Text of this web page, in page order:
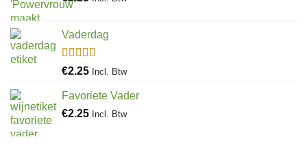
Vaderdag
Gewaardeerd
€2.25 Incl. Btw
Favoriete Vader
€2.25 Incl. Btw